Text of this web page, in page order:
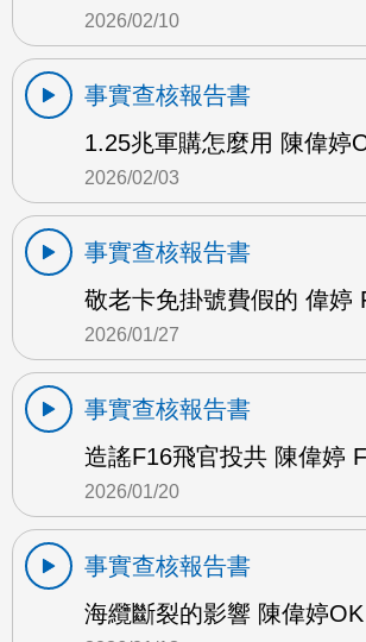
2026/02/10
事實查核報告書
1.25兆軍購怎麼用 陳偉婷
2026/02/03
事實查核報告書
敬老卡免掛號費假的 偉婷
2026/01/27
事實查核報告書
造謠F16飛官投共 陳偉婷
2026/01/20
事實查核報告書
海纜斷裂的影響 陳偉婷